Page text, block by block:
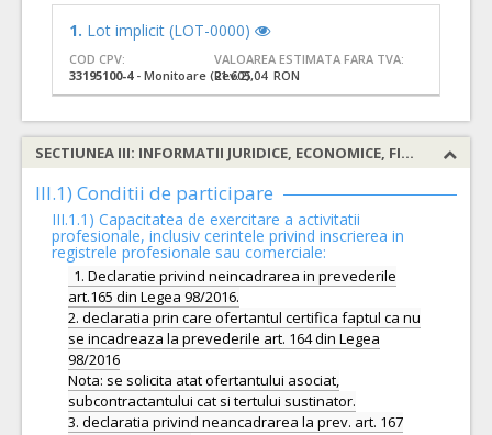
1. Lot implicit (LOT-0000)
COD CPV:
33195100-4- Monitoare (Rev.2)
VALOAREA ESTIMATA FARA TVA:
21.605,04 RON
SECTIUNEA III: INFORMATII JURIDICE, ECONOMICE, FINANCIARE SI TEHNICE
III.1) Conditii de participare
III.1.1) Capacitatea de exercitare a activitatii
profesionale, inclusiv cerintele privind inscrierea in
registrele profesionale sau comerciale:
1. Declaratie privind neincadrarea in prevederile
art.165 din Legea 98/2016.
2. declaratia prin care ofertantul certifica faptul ca nu
se incadreaza la prevederile art. 164 din Legea
98/2016
Nota: se solicita atat ofertantului asociat,
subcontractantului cat si tertului sustinator.
3. declaratia privind neancadrarea la prev. art. 167